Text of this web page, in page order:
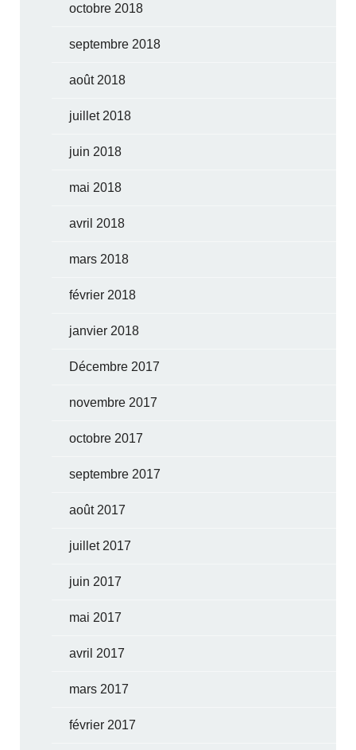
octobre 2018
septembre 2018
août 2018
juillet 2018
juin 2018
mai 2018
avril 2018
mars 2018
février 2018
janvier 2018
Décembre 2017
novembre 2017
octobre 2017
septembre 2017
août 2017
juillet 2017
juin 2017
mai 2017
avril 2017
mars 2017
février 2017